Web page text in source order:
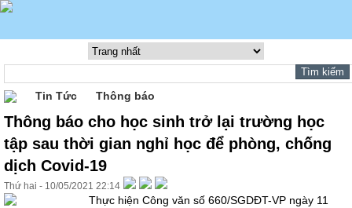
Tin Tức Thông báo
Thông báo cho học sinh trở lại trường học
tập sau thời gian nghỉ học để phòng, chống
dịch Covid-19
Thứ hai - 10/05/2021 22:14
Thực hiện Công văn số 660/SGDĐT-VP ngày 11